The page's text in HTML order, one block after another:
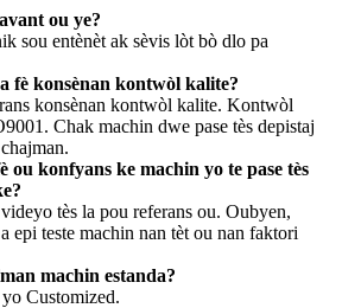
ou ye?
sou entènèt ak sèvis lòt bò dlo pa
fè konsènan kontwòl kalite?
konsènan kontwòl kalite. Kontwòl
Chak machin dwe pase tès depistaj
ou konfyans ke machin yo te pase tès
tès la pou referans ou. Oubyen,
epi teste machin nan tèt ou nan faktori
machin estanda?
Customized.